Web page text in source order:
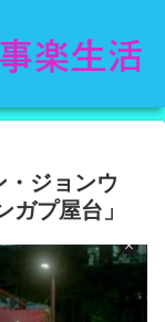
ジョンウ
プ屋台」